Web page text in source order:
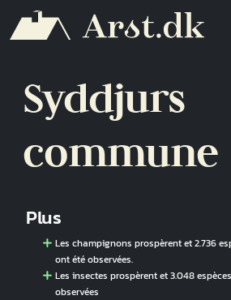
Syddjurs
commune
Plus
Les champignons prospèrent et 2.736
ont été observées.
Les insectes prospèrent et 3.048
observées